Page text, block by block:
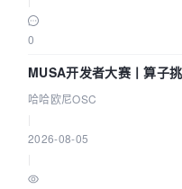
0
MUSA开发者大赛丨算子
哈哈欧尼OSC
2026-08-05